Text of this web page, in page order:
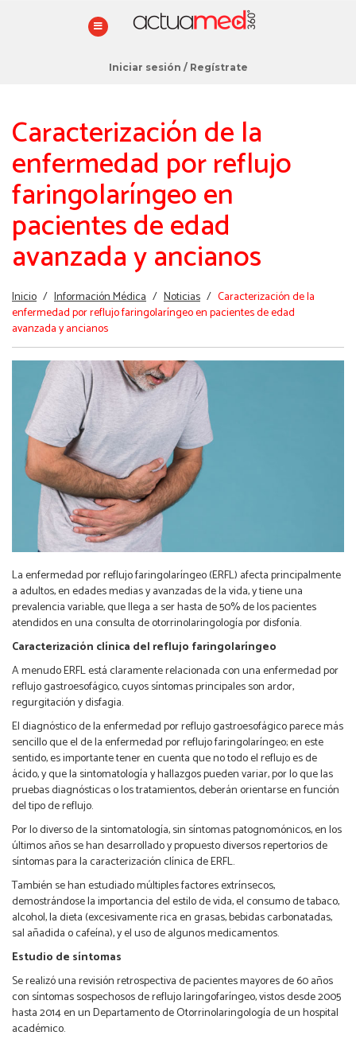
Iniciar sesión / Regístrate
Caracterización de la
enfermedad por reflujo
faringolaríngeo en
pacientes de edad
avanzada y ancianos
Estás
aquí
Inicio / Información Médica / Noticias / Caracterización de la
enfermedad por reflujo faringolaríngeo en pacientes de edad
avanzada y ancianos
La enfermedad por reflujo faringolaríngeo (ERFL) afecta principalmente
a adultos, en edades medias y avanzadas de la vida, y tiene una
prevalencia variable, que llega a ser hasta de 50% de los pacientes
atendidos en una consulta de otorrinolaringología por disfonía.
Caracterización clínica del reflujo faringolaríngeo
A menudo ERFL está claramente relacionada con una enfermedad por
reflujo gastroesofágico, cuyos síntomas principales son ardor,
regurgitación y disfagia.
El diagnóstico de la enfermedad por reflujo gastroesofágico parece más
sencillo que el de la enfermedad por reflujo faringolaríngeo; en este
sentido, es importante tener en cuenta que no todo el reflujo es de
ácido, y que la sintomatología y hallazgos pueden variar, por lo que las
pruebas diagnósticas o los tratamientos, deberán orientarse en función
del tipo de reflujo.
Por lo diverso de la sintomatología, sin síntomas patognomónicos, en los
últimos años se han desarrollado y propuesto diversos repertorios de
síntomas para la caracterización clínica de ERFL.
También se han estudiado múltiples factores extrínsecos,
demostrándose la importancia del estilo de vida, el consumo de tabaco,
alcohol, la dieta (excesivamente rica en grasas, bebidas carbonatadas,
sal añadida o cafeína), y el uso de algunos medicamentos.
Estudio de síntomas
Se realizó una revisión retrospectiva de pacientes mayores de 60 años
con síntomas sospechosos de reflujo laringofaríngeo, vistos desde 2005
hasta 2014 en un Departamento de Otorrinolaringología de un hospital
académico.